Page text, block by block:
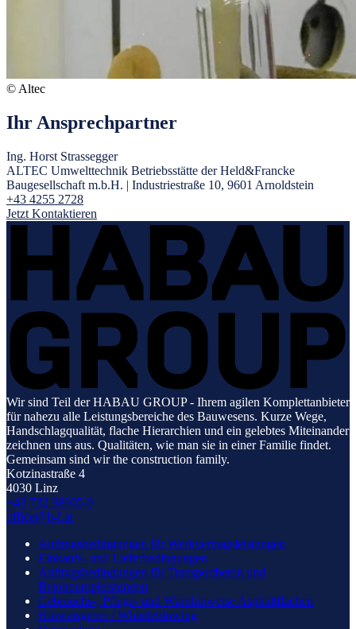
© Altec
Ihr Ansprechpartner
Ing. Horst Strassegger
ALTEC Umwelttechnik Betriebsstätte der Held&Francke
Baugesellschaft m.b.H. | Industriestraße 10, 9601 Arnoldstein
+43 4255 2728
Jetzt Kontaktieren
Wir sind Teil der HABAU GROUP - Ihrem agilen Komplettanbieter
für nahezu alle Leistungsbereiche des Bauwesens. Kurze Wege,
Handschlagqualität, flache Hierarchien und ein gelebtes Miteinander
zeichnen uns aus. Qualitäten, wie man sie in einer Familie findet.
Gemeinsam sind wir the construction family.
Kotzinastraße 4
4030 Linz
+43 732 38905 0
office@h-f.at
Auftragsbedingungen für Werkvertragsleistungen
Einkaufs- und Lieferbedingungen
Auftragsbedingungen für Transportbeton und
Betonpumpleistungen
Gebrauchs-, Pflege- und Warnhinweise Asphaltflächen
Hinweisgeber / Whistleblowing